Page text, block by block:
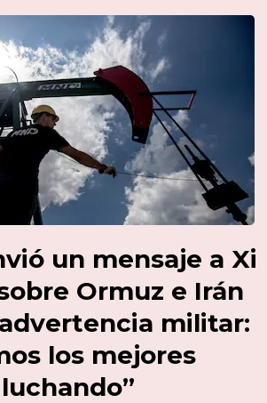
un mensaje a Xi
Ormuz e Irán
militar:
los mejores
luchando”